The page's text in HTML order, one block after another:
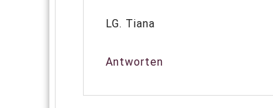
LG. Tiana
Antworten